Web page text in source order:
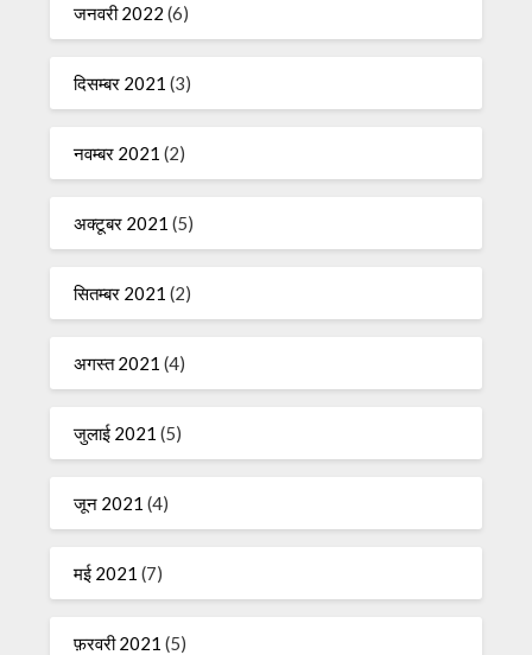
जनवरी 2022 (6)
दिसम्बर 2021 (3)
नवम्बर 2021 (2)
अक्टूबर 2021 (5)
सितम्बर 2021 (2)
अगस्त 2021 (4)
जुलाई 2021 (5)
जून 2021 (4)
मई 2021 (7)
फ़रवरी 2021 (5)